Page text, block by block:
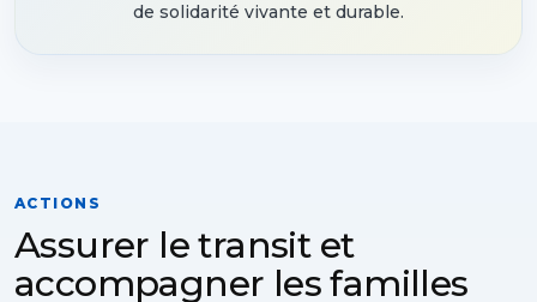
de solidarité vivante et durable.
ACTIONS
Assurer le transit et
accompagner les familles